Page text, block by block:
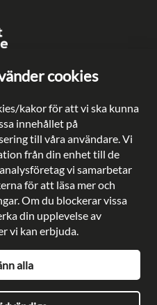
cookies
kakor för att vi ska kunna
innehållet på
till våra användare. Vi
från din enhet till de
vi samarbetar
för att läsa mer och
Om du blockerar vissa
din upplevelse av
vi kan erbjuda.
alla
141, Bromma
88 Stockholm